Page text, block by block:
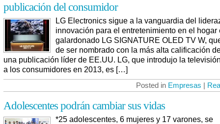
publicación del consumidor
LG Electronics sigue a la vanguardia del
innovación para el entretenimiento en el hogar
galardonado LG SIGNATURE OLED TV W,
de ser nombrado con la más alta calificación
una publicación líder de EE.UU. LG, que introdujo la
a los consumidores en 2013, es […]
Posted in Empresas |
Adolescentes podrán cambiar sus vidas
*25 adolescentes, 6 mujeres y 17 varones, se